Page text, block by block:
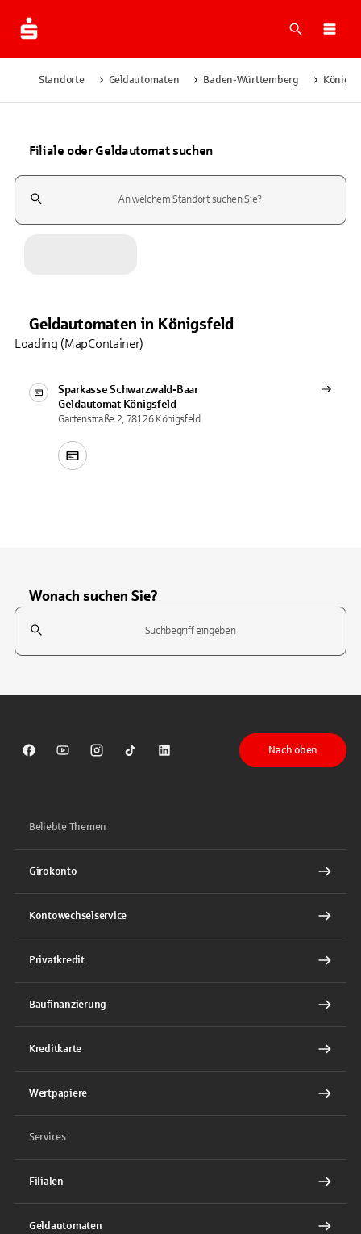
Suche
Standorte Geldautomaten Baden-Württemberg
Filiale oder Geldautomat suchen
Suchfeld
Geldautomaten in Königsfeld
Sparkasse Schwarzwald-Baar
Geldautomat Königsfeld
Gartenstraße 2, 78126 Königsfeld
Loading (MapContainer)
Wonach suchen Sie?
Suchfeld
Sparkasse auf Facebook
Sparkasse auf Youtube
Sparkasse auf Instagram
Sparkasse auf TikTok
Sparkasse auf LinkedIn
Nach oben
Beliebte Themen
Girokonto
Kontowechselservice
Privatkredit
Baufinanzierung
Kreditkarte
Wertpapiere
Services
Filialen
Geldautomaten